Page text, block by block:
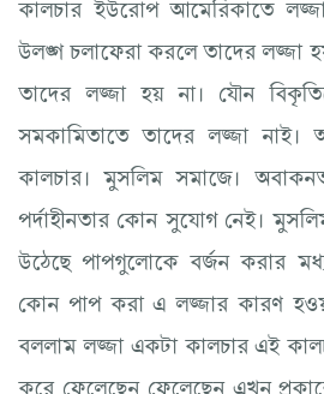
কালচার ইউরোপ আমেরিকাতে
উলঙ্গ চলাফেরা করলে তাদের লজ্জা হয়
তাদের লজ্জা হয় না। যৌন
সমকামিতাতে তাদের লজ্জা
কালচার। মুসলিম সমাজে।
পর্দাহীনতার কোন সুযোগ নেই।
উঠেছে পাপগুলোকে বর্জন করার
কোন পাপ করা এ লজ্জার কারণ
বললাম লজ্জা একটা কালচার এই
করে ফেলেছেন ফেলেছেন এখন